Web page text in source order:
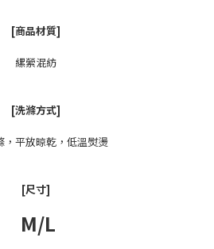
[商品材質]
縲縈混紡
[洗滌方式]
，平放晾乾，低溫熨燙
[尺寸]
M/L